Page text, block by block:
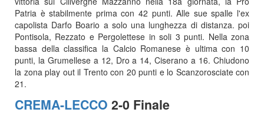
Patria è stabilmente prima con 42 punti. Alle sue spalle l'ex
capolista Darfo Boario a solo una lunghezza di distanza. poi
Pontisola, Rezzato e Pergolettese in soli 3 punti. Nella zona
bassa della classifica la Calcio Romanese è ultima con 10
punti, la Grumellese a 12, Dro a 14, Ciserano a 16. Chiudono
la zona play out il Trento con 20 punti e lo Scanzorosciate con
21.
CREMA-LECCO 2-0 Finale